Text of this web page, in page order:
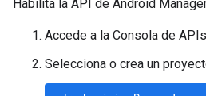
Habilita la API de Android
Accede a la Consola de
Selecciona o crea un